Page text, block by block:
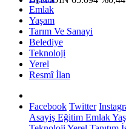
Emlak
Yaşam
Tarım Ve Sanayi
Belediye
Teknoloji
Yerel
Resmî İlan
Facebook Twitter
Asayiş Eğitim Emlak